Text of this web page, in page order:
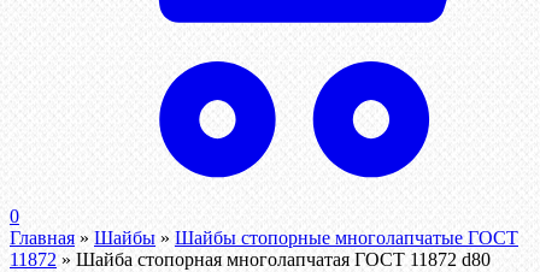
0
Главная » Шайбы » Шайбы стопорные многолапчатые ГОСТ
11872 » Шайба стопорная многолапчатая ГОСТ 11872 d80